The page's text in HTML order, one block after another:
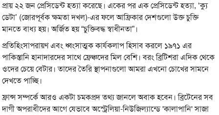
প্রায় ২২ জন প্রেসিডেন্ট হত্যা করেছে। একের পর এক প্রেসিডেন্ট হত্যা, ‘ক্যু
ডেটা’ (জোরপূর্বক ক্ষমতা দখল)-এর ফলে আফ্রিকার দেশগুলো উক্ত চুক্তি
মানতে বাধ্য হয়। অর্জিত হয় “চুক্তিবদ্ধ স্বাধীনতা”।
প্রতিহিংসাপরায়ণ এবং ধ্বংসাত্মক কার্যকলাপ হিসাব করলে ১৯৭১ এর
পাকিস্তানি হানাদারদের সাথে ফ্রেঞ্চদের মিল বেশি। বরং ব্রিটিশরা এদিক থেকে
ওদের চেয়ে বেটার। তাদের তৈরি স্থাপনাগুলো আমরা এখনো চোখের সামনে
দেখতে পাচ্ছি।
ফ্রান্স সম্পর্কে আরও একটা চমকপ্রদ তথ্য জানলে অবাক হবেন। ব্রিটেনের সব
দাগী অপরাধীদের আগে যেভাবে অস্ট্রেলিয়া-নিউজিল্যান্ডে 'কালাপানি' সাজা